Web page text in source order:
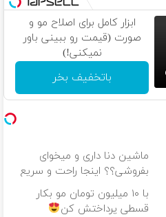
ابزار کامل برای اصلاح مو و
صورت (قیمت رو ببینی باور
نمیکنی!)
باتخفیف بخر
ماشین دنا داری و میخوای
بفروشی؟؟ اینجا راحت و سریع
بفروش
با ۱۰ میلیون تومان مو بکار
قسطی پرداختش کن